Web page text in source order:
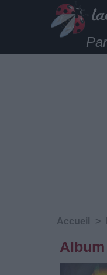
Accueil >